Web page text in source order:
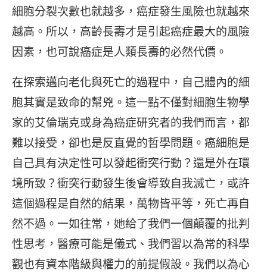
細胞分裂次數也就越多，癌症發生風險也就越來
越高。所以，高齡長壽才是引起癌症最大的風險
因素，也可說癌症是人類長壽的必然代價。
在探索邁向老化與死亡的過程中，自己體內的細
胞其實是致命的幫兇。這一點不僅對細胞生物學
家的艾倫瑞克或身為癌症研究者的我們而言，都
難以接受，卻也是反直覺的哲學問題。癌細胞是
自己具有決定性可以發起衝突行動？還是外在環
境所致？衝突行動發生後會導致自我滅亡，或許
這個過程是自然的結果，萬物皆平等，死亡再自
然不過。一如往常，她給了我們一個顛覆的批判
性思考，醫療可能是儀式、我們習以為常的科學
觀也有資本階級與權力的前提假設。我們以為心